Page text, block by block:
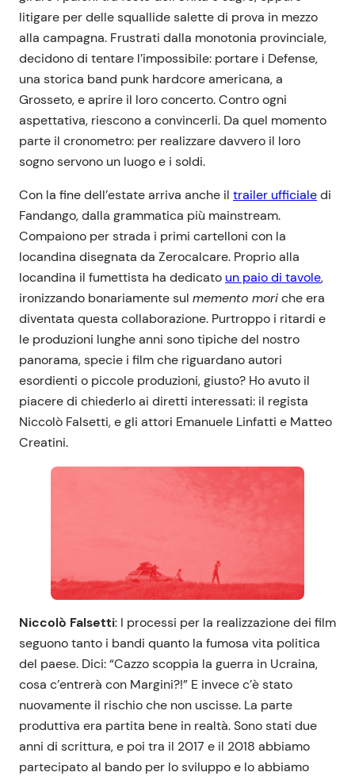
litigare per delle squallide salette di prova in mezzo
alla campagna. Frustrati dalla monotonia provinciale,
decidono di tentare l’impossibile: portare i Defense,
una storica band punk hardcore americana, a
Grosseto, e aprire il loro concerto. Contro ogni
aspettativa, riescono a convincerli. Da quel momento
parte il cronometro: per realizzare davvero il loro
sogno servono un luogo e i soldi.
Con la fine dell’estate arriva anche il trailer ufficialedi
Fandango, dalla grammatica più mainstream.
Compaiono per strada i primi cartelloni con la
locandina disegnata da Zerocalcare. Proprio alla
locandina il fumettista ha dedicato un paio di tavole,
ironizzando bonariamente sul memento moriche era
diventata questa collaborazione. Purtroppo i ritardi e
le produzioni lunghe anni sono tipiche del nostro
panorama, specie i film che riguardano autori
esordienti o piccole produzioni, giusto? Ho avuto il
piacere di chiederlo ai diretti interessati: il regista
Niccolò Falsetti, e gli attori Emanuele Linfatti e Matteo
Creatini.
Niccolò Falsetti: I processi per la realizzazione dei film
seguono tanto i bandi quanto la fumosa vita politica
del paese. Dici: “Cazzo scoppia la guerra in Ucraina,
cosa c’entrerà con Margini?!” E invece c’è stato
nuovamente il rischio che non uscisse. La parte
produttiva era partita bene in realtà. Sono stati due
anni di scrittura, e poi tra il 2017 e il 2018 abbiamo
partecipato al bando per lo sviluppo e lo abbiamo